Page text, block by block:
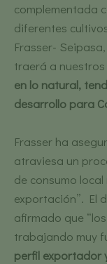
complementada
diferentes
Frasser-
traerá a nuestros
en lo natural,
desarrollo para
Frasser ha
atraviesa un
de consumo
exportación”. El
afirmado que
trabajando muy
perfil exportador